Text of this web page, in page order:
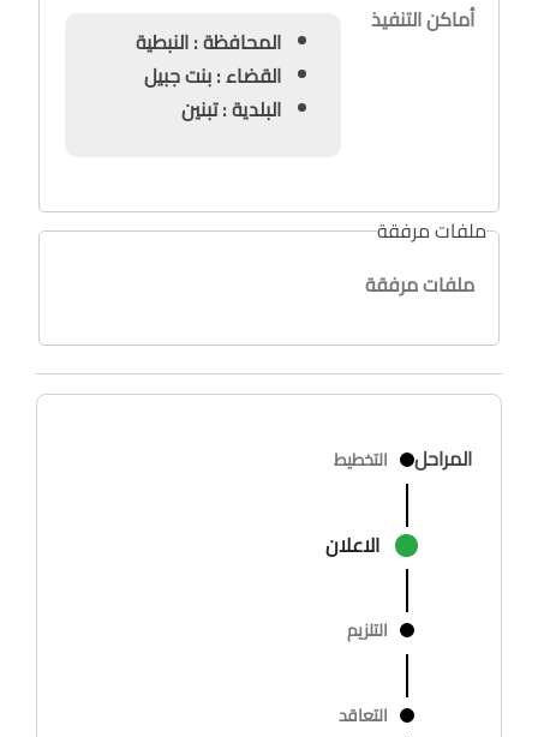
أماكن التنفيذ
المحافظة : النبطية
القضاء : بنت جبيل
البلدية : تبنين
ملفات مرفقة
ملفات مرفقة
المراحل التخطيط
الاعلان
التلزيم
التعاقد